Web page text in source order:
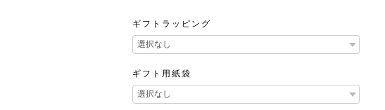
ギフトラッピング
ギフト用紙袋